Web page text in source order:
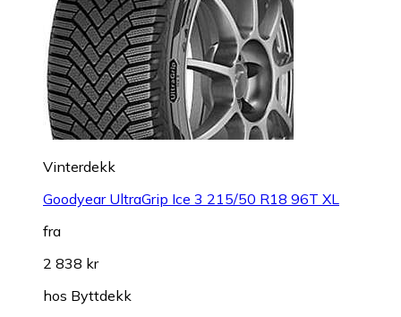
Vinterdekk
Goodyear UltraGrip Ice 3 215/50 R18 96T XL
fra
2 838 kr
hos Byttdekk